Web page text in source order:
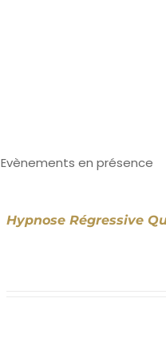
Evènements en présence
Hypnose Régressive